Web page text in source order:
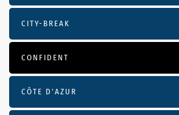
CITY-BREAK
CONFIDENT
CÔTE D’AZUR